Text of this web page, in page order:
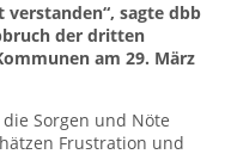
verstanden“, sagte dbb
der dritten
am 29. März
Sorgen und Nöte
Frustration und